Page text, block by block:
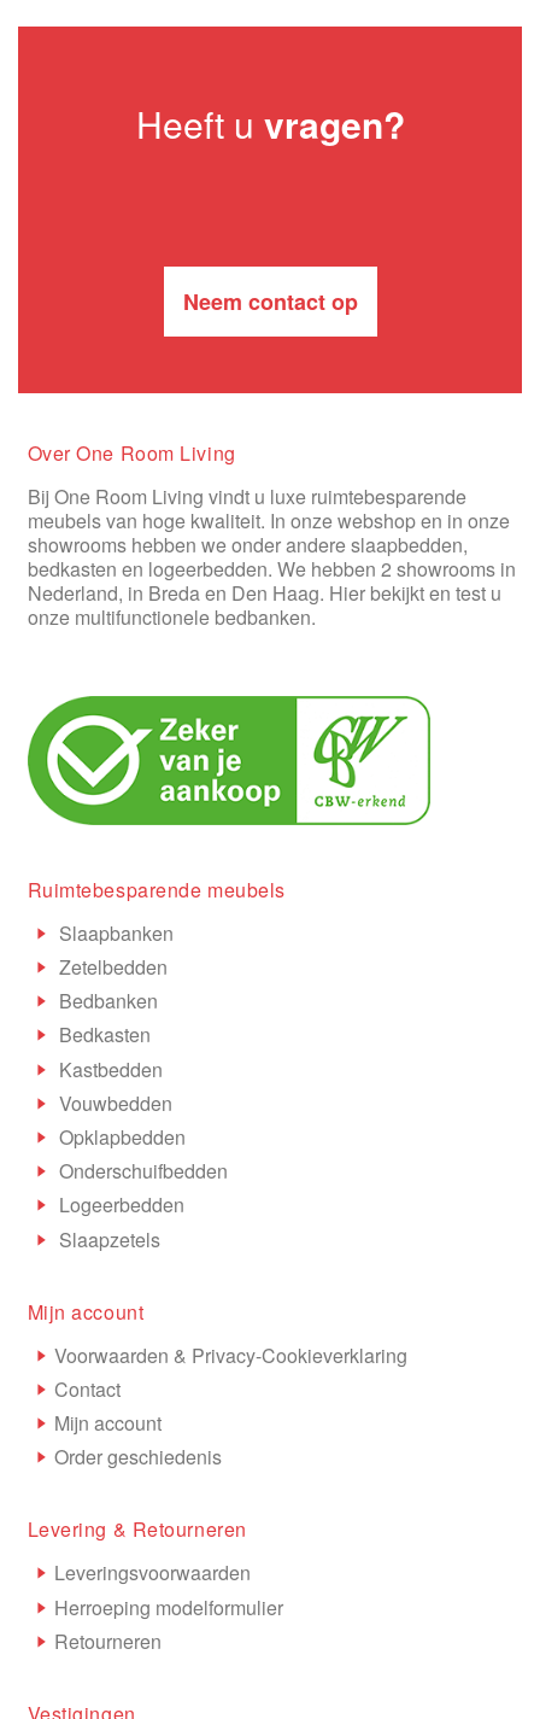
Heeft u vragen?
Neem contact op
Over One Room Living
Bij One Room Living vindt u luxe ruimtebesparende
meubels van hoge kwaliteit. In onze webshop en in onze
showrooms hebben we onder andere slaapbedden,
bedkasten en logeerbedden. We hebben 2 showrooms in
Nederland, in Breda en Den Haag. Hier bekijkt en test u
onze multifunctionele bedbanken.
Ruimtebesparende meubels
Slaapbanken
Zetelbedden
Bedbanken
Bedkasten
Kastbedden
Vouwbedden
Opklapbedden
Onderschuifbedden
Logeerbedden
Slaapzetels
Mijn account
Voorwaarden & Privacy-Cookieverklaring
Contact
Mijn account
Order geschiedenis
Levering & Retourneren
Leveringsvoorwaarden
Herroeping modelformulier
Retourneren